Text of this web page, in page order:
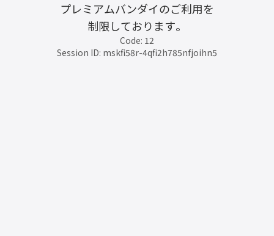
プレミアムバンダイのご利用を
制限しております。
Code: 12
Session ID: mskfi58r-4qfi2h785nfjoihn5